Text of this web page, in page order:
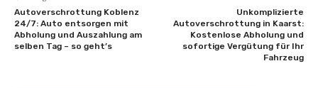
Autoverschrottung Koblenz
24/7: Auto entsorgen mit
Abholung und Auszahlung am
selben Tag – so geht’s
Unkomplizierte
Autoverschrottung in Kaarst:
Kostenlose Abholung und
sofortige Vergütung für Ihr
Fahrzeug